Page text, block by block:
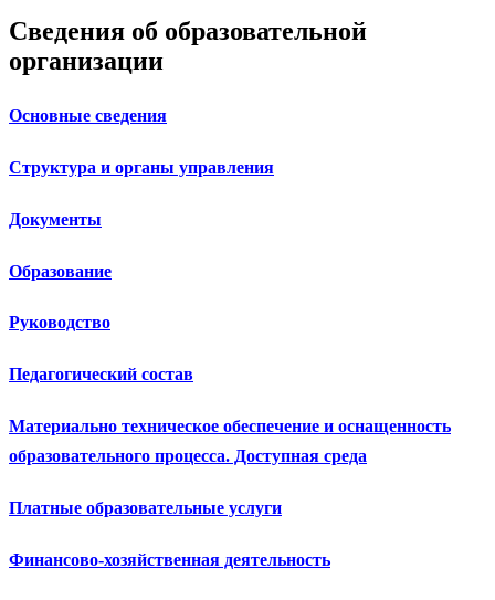
Сведения об образовательной
организации
Основные сведения
Структура и органы управления
Документы
Образование
Руководство
Педагогический состав
Материально техническое обеспечение и оснащенность
образовательного процесса. Доступная среда
Платные образовательные услуги
Финансово-хозяйственная деятельность